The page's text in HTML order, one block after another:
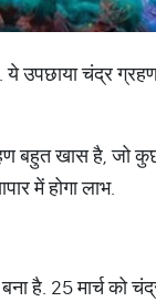
उपछाया चंद्र
खास है, जो कुछ
में होगा लाभ.
है. 25 मार्च